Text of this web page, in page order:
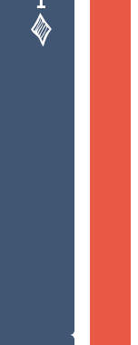
Test,
und